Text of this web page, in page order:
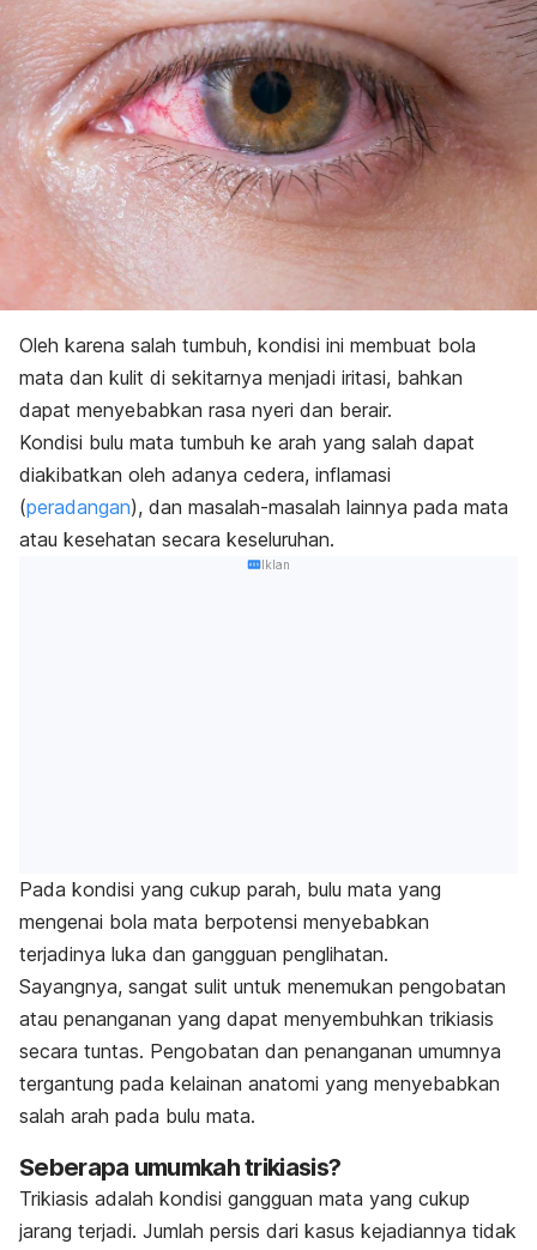
Oleh karena salah tumbuh, kondisi ini membuat bola
mata dan kulit di sekitarnya menjadi iritasi, bahkan
dapat menyebabkan rasa nyeri dan berair.
Kondisi bulu mata tumbuh ke arah yang salah dapat
diakibatkan oleh adanya cedera, inflamasi
(peradangan), dan masalah-masalah lainnya pada mata
atau kesehatan secara keseluruhan.
Iklan
Pada kondisi yang cukup parah, bulu mata yang
mengenai bola mata berpotensi menyebabkan
terjadinya luka dan gangguan penglihatan.
Sayangnya, sangat sulit untuk menemukan pengobatan
atau penanganan yang dapat menyembuhkan trikiasis
secara tuntas. Pengobatan dan penanganan umumnya
tergantung pada kelainan anatomi yang menyebabkan
salah arah pada bulu mata.
Seberapa umumkah trikiasis?
Trikiasis adalah kondisi gangguan mata yang cukup
jarang terjadi. Jumlah persis dari kasus kejadiannya tidak